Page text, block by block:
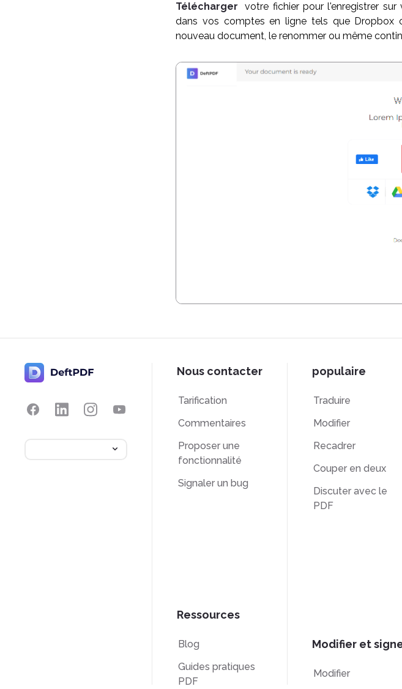
Télécharger
votre fichier pour l'enregistrer
dans vos comptes en ligne tels que Dropbox
nouveau document, le renommer ou même
Nous contacter
Tarification
Commentaires
Proposer une
fonctionnalité
Signaler un bug
Ressources
Blog
Guides pratiques
PDF
populaire
Traduire
Modifier
Recadrer
Couper en deux
Discuter avec le
PDF
Modifier et
Modifier